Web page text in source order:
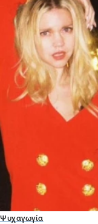
Ψυχαγωγία